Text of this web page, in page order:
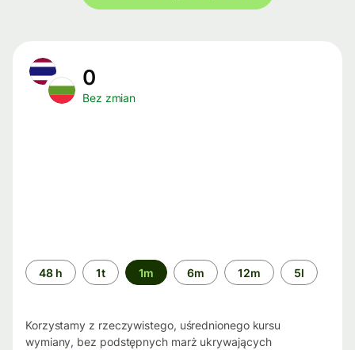
0
Bez zmian
Przedział
czasu
48 h 1t 1m 6m 12m 5l
Korzystamy z rzeczywistego, uśrednionego kursu
wymiany, bez podstępnych marż ukrywających